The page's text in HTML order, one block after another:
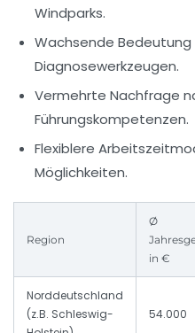
Windparks.
Wachsende
Diagnosewerkzeugen.
Vermehrte Nachfrage
Führungskompetenzen.
Flexiblere
Möglichkeiten.
Region
Ø
in €
Norddeutschland
(z.B. Schleswig-
54.000